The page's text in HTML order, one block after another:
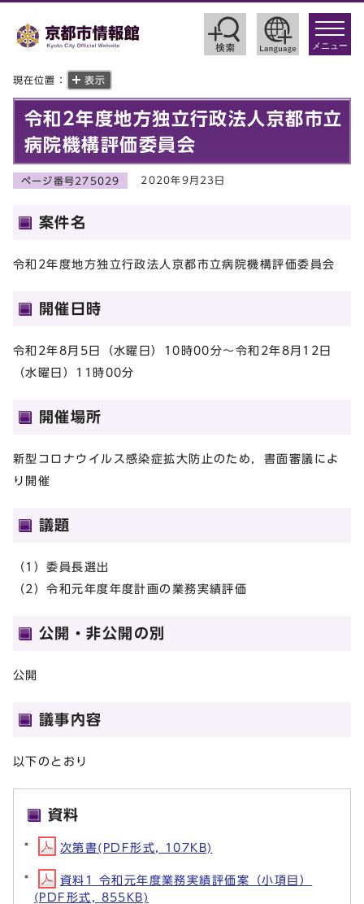
toggle
メニュー
現在位置： 表示
令和2年度地方独立行政法人京都市立
病院機構評価委員会
ページ番号275029 2020年9月23日
案件名
令和2年度地方独立行政法人京都市立病院機構評価委員会
開催日時
令和2年8月5日（水曜日）10時00分～令和2年8月12日
（水曜日）11時00分
開催場所
新型コロナウイルス感染症拡大防止のため，書面審議によ
り開催
議題
（1）委員長選出
（2）令和元年度年度計画の業務実績評価
公開・非公開の別
公開
議事内容
以下のとおり
資料
次第書(PDF形式, 107KB)
資料1 令和元年度業務実績評価案（小項目）
(PDF形式, 855KB)